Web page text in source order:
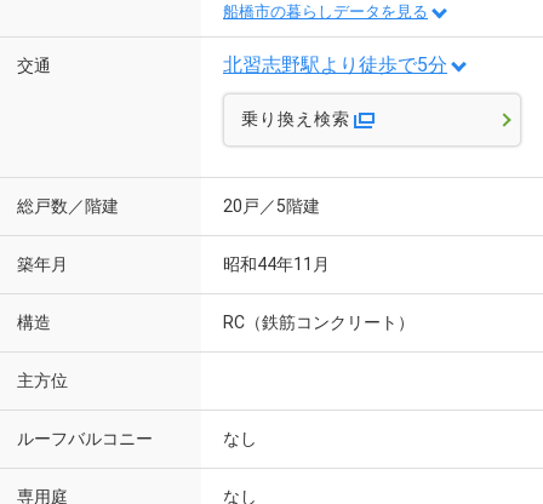
船橋市の暮らしデータを見る
交通 北習志野駅より徒歩で5分
乗り換え検索
総戸数／階建 20戸／5階建
築年月 昭和44年11月
構造 RC（鉄筋コンクリート）
主方位
ルーフバルコニー なし
専用庭 なし